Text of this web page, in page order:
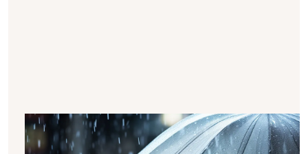
Evitar las infecciones: ¡saber cómo!
Especialmente después de un trasplante, es